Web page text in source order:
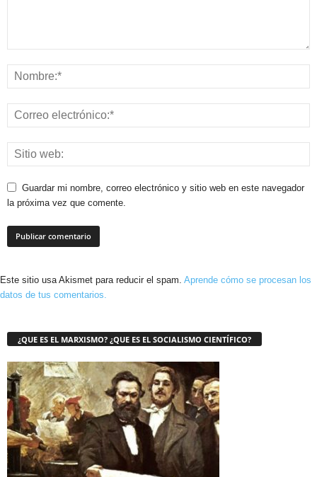
Guardar mi nombre, correo electrónico y sitio web en este navegador
la próxima vez que comente.
Este sitio usa Akismet para reducir el spam. Aprende cómo se procesan los
datos de tus comentarios.
¿QUE ES EL MARXISMO? ¿QUE ES EL SOCIALISMO CIENTÍFICO?